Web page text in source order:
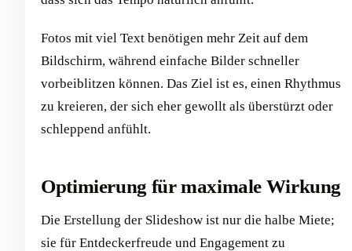
Fotos mit viel Text benötigen mehr Zeit auf dem
Bildschirm, während einfache Bilder schneller
vorbeiblitzen können. Das Ziel ist es, einen Rhythmus
zu kreieren, der sich eher gewollt als überstürzt oder
schleppend anfühlt.
Optimierung für maximale Wirkung
Die Erstellung der Slideshow ist nur die halbe Miete;
sie für Entdeckerfreude und Engagement zu